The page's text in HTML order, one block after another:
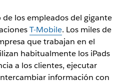
de los empleados del gigante
T-Mobile. Los miles de
que trabajan en el
habitualmente los iPads
a los clientes, ejecutar
información con